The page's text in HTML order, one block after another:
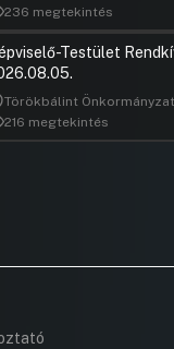
236 megtekintés
Testület
Törökbálint
216 megtekintés